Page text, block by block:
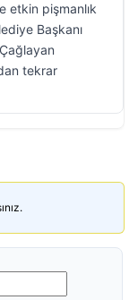
etkin pişmanlık
Başkanı
tekrar